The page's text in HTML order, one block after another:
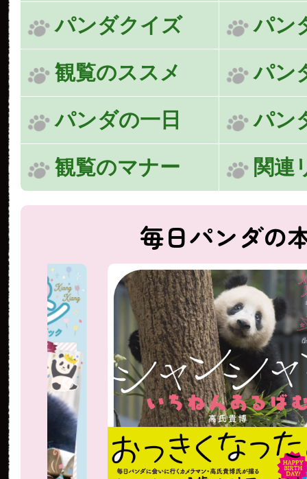
パンダクイズ パン
観覧のススメ パン
パンダの一日 パン
観覧のマナー 関連
毎日パンダの